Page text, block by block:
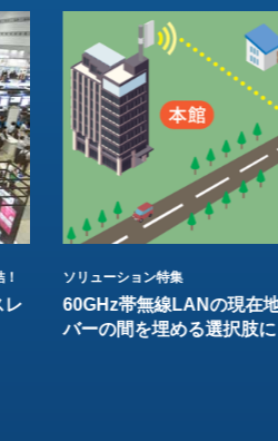
レ
ソリューション特集
60GHz帯無線LANの現在
バーの間を埋める選択肢に